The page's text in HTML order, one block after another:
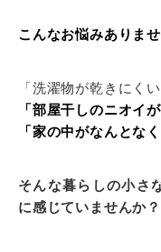
こんなお悩みありま
「洗濯物が乾きにくい
「部屋干しのニオイ
「家の中がなんとな
そんな暮らしの小さ
に感じていませんか？